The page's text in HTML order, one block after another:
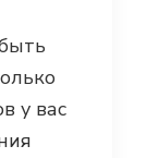
у вас